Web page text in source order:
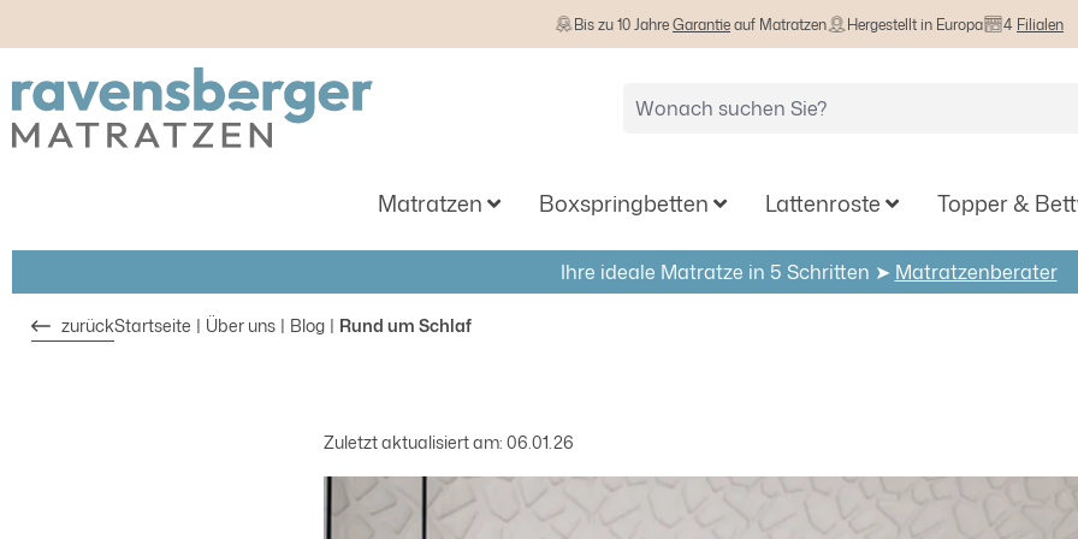
Bis zu 10 JahreGarantieauf Matratzen Hergestellt in Europa 4 Filialen
Matratzen Boxspringbetten Lattenroste Topper &
Ihre ideale Matratze in 5 Schritten ➤ Matratzenberater
zurückStartseite Über uns Blog Rund um Schlaf
Zuletzt aktualisiert am: 06.01.26